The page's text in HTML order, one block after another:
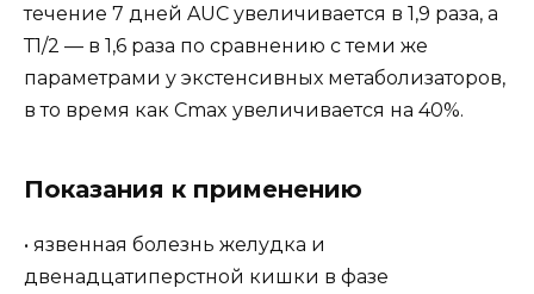
течение 7 дней AUC увеличивается в 1,9 раза, а
Т1/2 — в 1,6 раза по сравнению с теми же
параметрами у экстенсивных метаболизаторов,
в то время как Сmax увеличивается на 40%.
Показания к применению
• язвенная болезнь желудка и
двенадцатиперстной кишки в фазе